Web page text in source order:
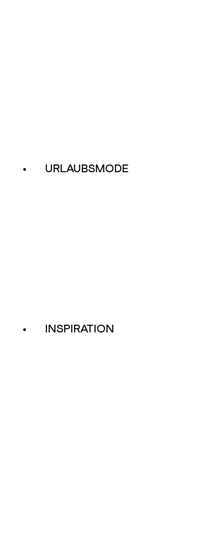
URLAUBSMODE
INSPIRATION